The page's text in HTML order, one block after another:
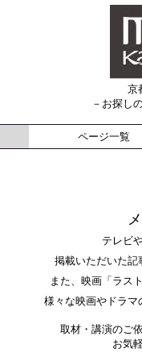
京
－お探し
ページ一覧
テレビ
掲載いただいた記
また、映画「ラス
様々な映画やドラマ
取材・講演のご
お気